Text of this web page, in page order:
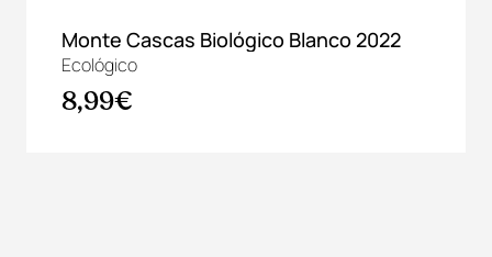
Monte Cascas Biológico Blanco 2022
Ecológico
8,99€